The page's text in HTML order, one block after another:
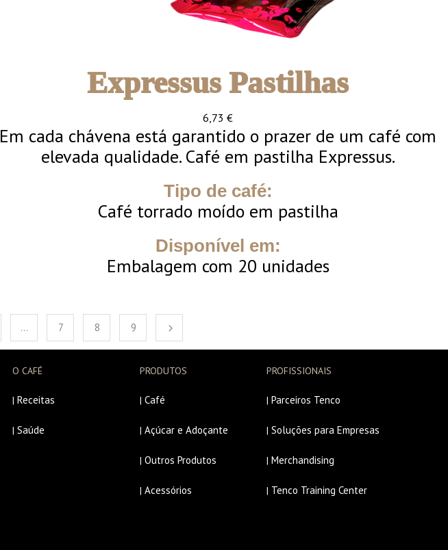
Expressus Pastilhas
6,73 €
Em cada chávena está garantido o prazer de um café com
elevada qualidade. Café em pastilha Expressus.
Tipo de café:
Café torrado moído em pastilha
Disponível em:
Embalagem com 20 unidades
… 7 8 9
O CAFÉ
|Receitas
|Saúde
PRODUTOS
| Café
| Açúcar e Adoçante
| Outros Produtos
| Acessórios
PROFISSIONAIS
|Parceiros Tenco
|Soluções para Empresas
|Merchandising
| Tenco Training Center